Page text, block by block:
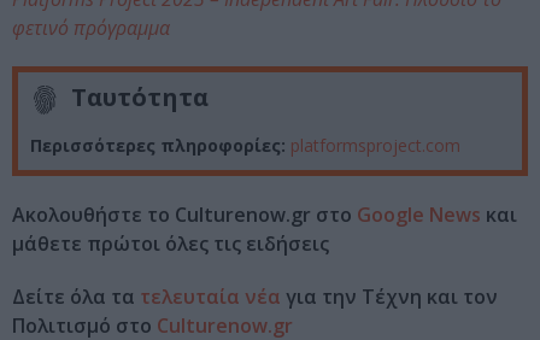
φετινό πρόγραμμα
Ταυτότητα
Περισσότερες πληροφορίες: platformsproject.com
Ακολουθήστε το Culturenow.gr στο Google News και
μάθετε πρώτοι όλες τις ειδήσεις
Δείτε όλα τα τελευταία νέα για την Τέχνη και τον
Πολιτισμό στο Culturenow.gr